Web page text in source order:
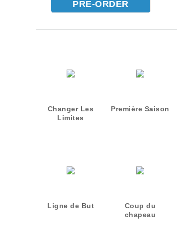
PRE-ORDER
Changer Les
Limites
Première Saison
Ligne de But
Coup du
chapeau